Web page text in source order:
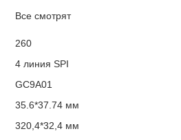
Все смотрят
260
4 линия SPI
GC9A01
35.6*37.74 мм
320,4*32,4 мм